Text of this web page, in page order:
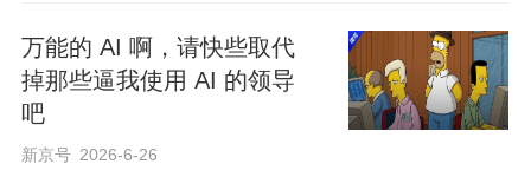
万能的 AI 啊，请快些取代
掉那些逼我使用 AI 的领导
吧
新京号 2026-6-26